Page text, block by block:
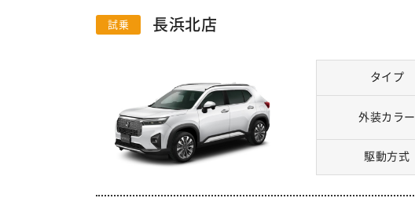
試乗 長浜北店
タイプ
外装カラー
駆動方式